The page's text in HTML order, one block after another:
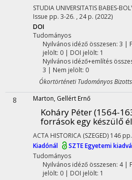
STUDIA UNIVERSITATIS BABES-
Issue pp. 3-26. , 24 p. (2022)
DOI
Tudományos
Nyilvános idéző összesen: 3 |
jelölt: 0 | DOI jelölt: 1
Nyilvános idéző+említés
3 | Nem jelölt: 0
Ókortörténeti Tudományos
8 Marton, Gellért Ernő
Koháry Péter (1564-
források egy készülő
ACTA HISTORICA (SZEGED) 146
Kiadónál
SZTE Egyetemi
Tudományos
Nyilvános idéző összesen: 4|
jelölt: 0 | DOI jelölt: 1